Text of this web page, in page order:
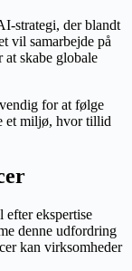
strategi, der blandt
vil samarbejde på
skabe globale
for at følge
et miljø, hvor tillid
efter ekspertise
denne udfordring
kan virksomheder